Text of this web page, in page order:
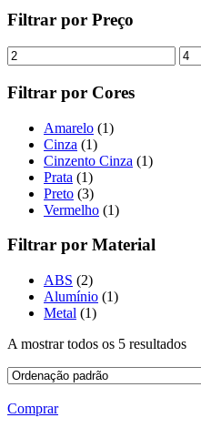
Filtrar por Preço
Filtrar por Cores
Amarelo (1)
Cinza (1)
Cinzento Cinza (1)
Prata (1)
Preto (3)
Vermelho (1)
Filtrar por Material
ABS (2)
Alumínio (1)
Metal (1)
A mostrar todos os 5 resultados
Comprar